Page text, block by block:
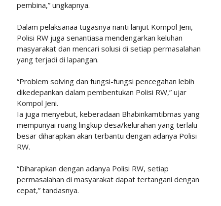
pembina,” ungkapnya.
Dalam pelaksanaa tugasnya nanti lanjut Kompol Jeni,
Polisi RW juga senantiasa mendengarkan keluhan
masyarakat dan mencari solusi di setiap permasalahan
yang terjadi di lapangan.
“Problem solving dan fungsi-fungsi pencegahan lebih
dikedepankan dalam pembentukan Polisi RW,” ujar
Kompol Jeni.
Ia juga menyebut, keberadaan Bhabinkamtibmas yang
mempunyai ruang lingkup desa/kelurahan yang terlalu
besar diharapkan akan terbantu dengan adanya Polisi
RW.
“Diharapkan dengan adanya Polisi RW, setiap
permasalahan di masyarakat dapat tertangani dengan
cepat,” tandasnya.